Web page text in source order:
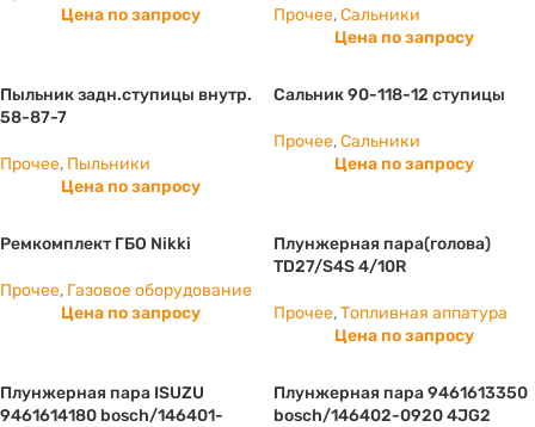
Цена по запросу
Прочее,Сальники
Цена по запросу
Пыльник задн.ступицы внутр.
58-87-7
Прочее, Пыльники
Цена по запросу
Сальник 90-118-12 ступицы
Прочее,Сальники
Цена по запросу
Ремкомплект ГБО Nikki
Прочее, Газовое оборудование
Цена по запросу
Плунжерная пара(голова)
TD27/S4S 4/10R
Прочее,Топливная аппатура
Цена по запросу
Плунжерная пара ISUZU
9461614180 bosch/146401-
Плунжерная пара 9461613350
bosch/146402-0920 4JG2